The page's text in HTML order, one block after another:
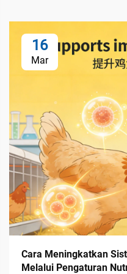
16
Mar
Cara Meningkatkan
Melalui Pengaturan